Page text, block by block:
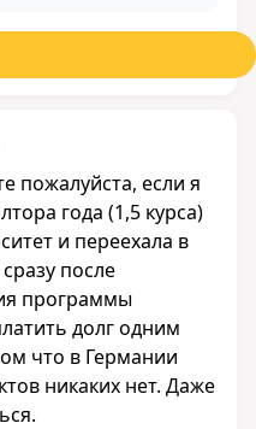
пожалуйста, если я
года (1,5 курса)
и переехала в
после
программы
долг одним
что в Германии
никаких нет. Даже